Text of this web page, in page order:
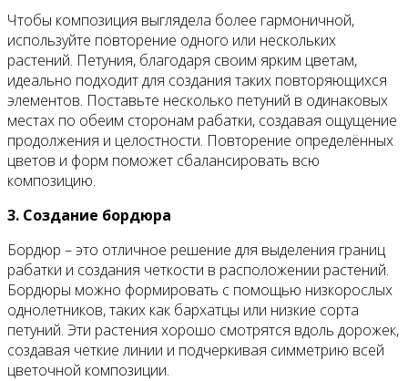
Чтобы композиция выглядела более гармоничной,
используйте повторение одного или нескольких
растений. Петуния, благодаря своим ярким цветам,
идеально подходит для создания таких повторяющихся
элементов. Поставьте несколько петуний в одинаковых
местах по обеим сторонам рабатки, создавая ощущение
продолжения и целостности. Повторение определённых
цветов и форм поможет сбалансировать всю
композицию.
3. Создание бордюра
Бордюр – это отличное решение для выделения границ
рабатки и создания четкости в расположении растений.
Бордюры можно формировать с помощью низкорослых
однолетников, таких как бархатцы или низкие сорта
петуний. Эти растения хорошо смотрятся вдоль дорожек,
создавая четкие линии и подчеркивая симметрию всей
цветочной композиции.